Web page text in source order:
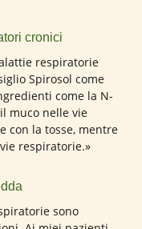
cronici
respiratorie
Spirosol come
come la N-
muco nelle vie
con la tosse, mentre
respiratorie.»
sono